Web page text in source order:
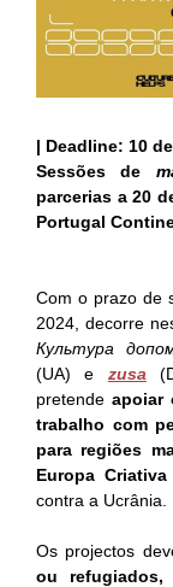
| Deadline: 10
Sessões de
parcerias a 20
Portugal
Com o prazo de
2024, decorre
Культура
(UA) e zusa
pretende apoiar
trabalho com
para regiões
Europa Criativa
contra a Ucrânia.
Os projectos
ou